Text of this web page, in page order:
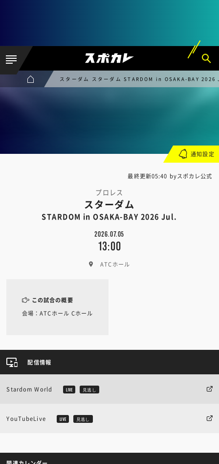
スターダム スターダム STARDOM in OSAKA-BAY
最終更新05:40 byスポカレ公式
プロレス
スターダム
STARDOM in OSAKA-BAY 2026 Jul.
2026.07.05
13:00
ATCホール
通知設定
この試合の概要
会場：ATCホール Cホール
配信情報
Stardom World LIVE 見逃し
YouTubeLive LIVE 見逃し